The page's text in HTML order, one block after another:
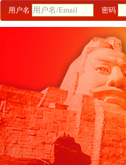
用户名 密码